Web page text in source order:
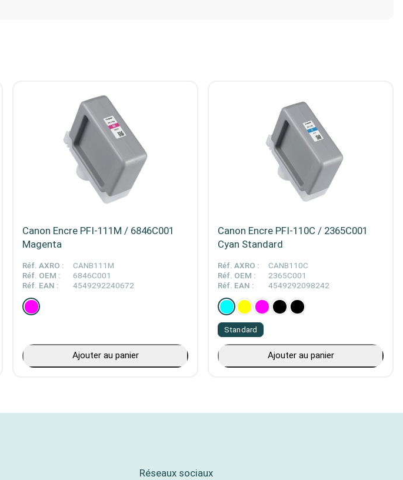
Canon Encre PFI-111M / 6846C001
Magenta
Réf. AXRO :
CANB111M
Réf. OEM :
6846C001
Réf. EAN :
4549292240672
Ajouter au panier
Canon Encre PFI-110C / 2365C001
Cyan Standard
Réf. AXRO :
CANB110C
Réf. OEM :
2365C001
Réf. EAN :
4549292098242
Standard
Ajouter au panier
Réseaux sociaux